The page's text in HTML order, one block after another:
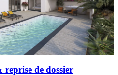
de dossier